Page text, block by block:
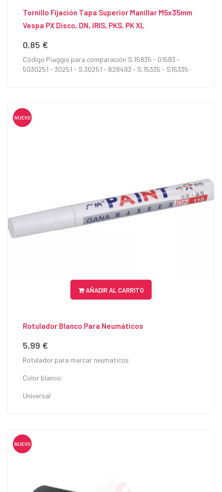
Tornillo Fijación Tapa Superior Manillar M5x35mm
Vespa PX Disco, DN, IRIS, PKS, PK XL
Precio
0,85 €
Código Piaggio para comparación S.15835 - 01583 -
5030251 - 30251 - S.30251 - 828493 - S.15335 - S15335
NUEVO
AÑADIR AL CARRITO
Rotulador Blanco Para Neumáticos
Precio
5,99 €
Rotulador para marcar neumaticos
Color blanco
Universal
NUEVO